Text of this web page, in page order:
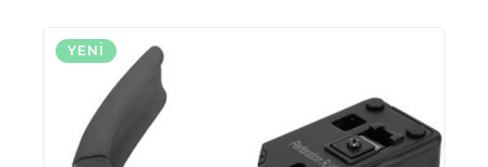
YENI